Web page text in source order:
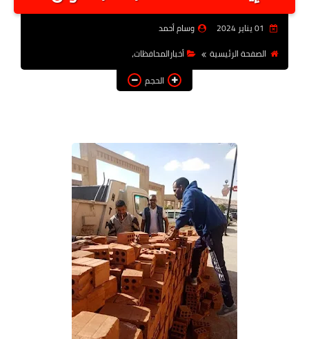
أخبار الرياصة
خدمات
اخبار فنيه
التعليم
الصحه
الطقس
معلومه قانونيه
تكنولوجيا المعلومات
حوادث وقضايا
وسام أحمد
الصفحة الرئيسية
أخبارالمحافظات،
الحجم